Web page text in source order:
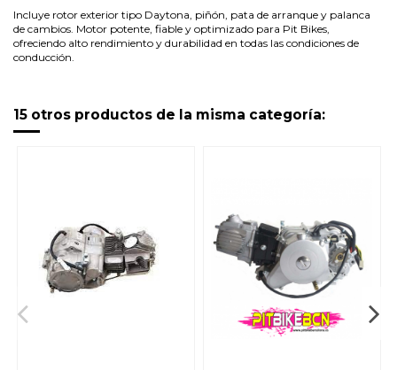
Incluye rotor exterior tipo Daytona, piñón, pata de arranque y palanca
de cambios. Motor potente, fiable y optimizado para Pit Bikes,
ofreciendo alto rendimiento y durabilidad en todas las condiciones de
conducción.
15 otros productos de la misma categoría: